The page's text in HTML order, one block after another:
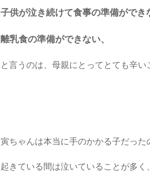
子供が泣き続けて食事の準備ができ
離乳食の準備ができない、
と言うのは、母親にとってとても辛い
寅ちゃんは本当に手のかかる子だった
起きている間は泣いていることが多く、